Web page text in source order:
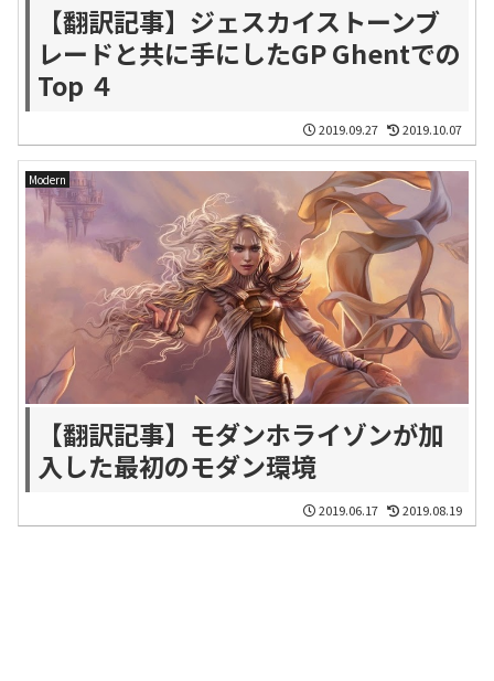
【翻訳記事】ジェスカイストーンブ
レードと共に手にしたGP Ghentでの
Top ４
2019.09.27 2019.10.07
Modern
【翻訳記事】モダンホライゾンが加
入した最初のモダン環境
2019.06.17 2019.08.19